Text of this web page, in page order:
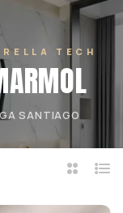
TECH
SANTIAGO
2
Lista